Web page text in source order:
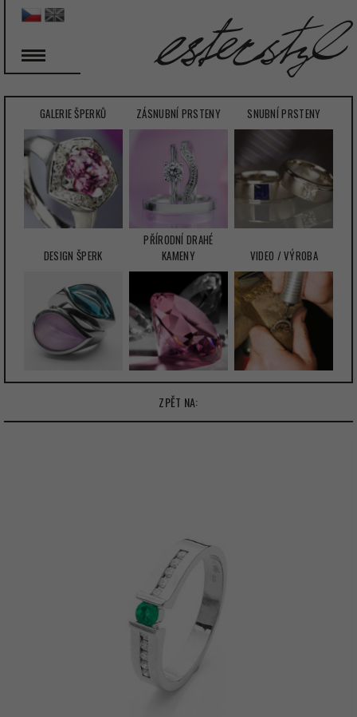
GALERIE ŠPERKŮ ZÁSNUBNÍ PRSTENY SNUBNÍ PRSTENY
DESIGN ŠPERK
PŘÍRODNÍ DRAHÉ
KAMENY
VIDEO / VÝROBA
ZPĚT NA: